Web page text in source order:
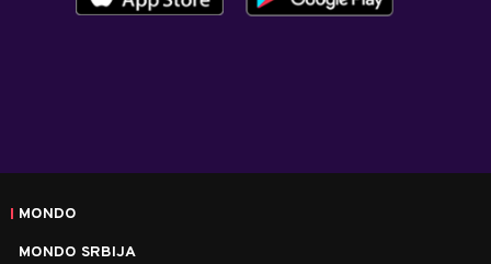
MONDO
MONDO SRBIJA